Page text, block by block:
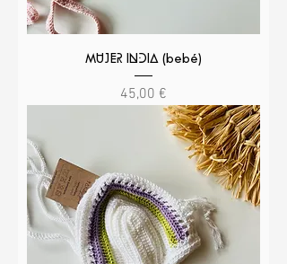
MUJER INDIA (bebé)
Precio
45,00 €